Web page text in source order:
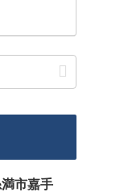
市嘉手